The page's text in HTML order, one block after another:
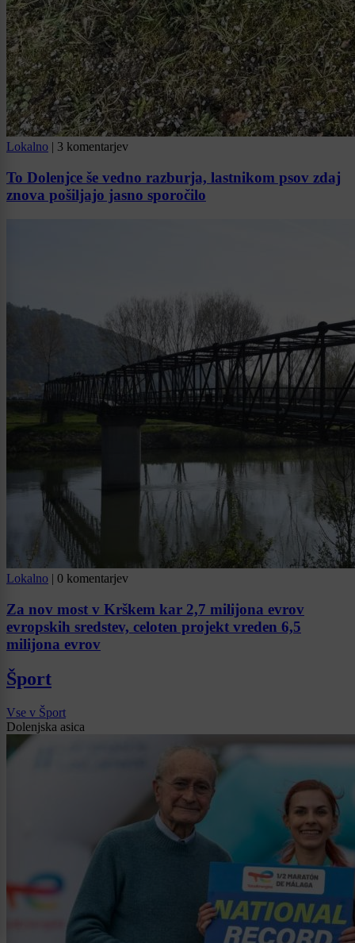
Lokalno | 3 komentarjev
To Dolenjce še vedno razburja, lastnikom psov zdaj
znova pošiljajo jasno sporočilo
Lokalno | 0 komentarjev
Za nov most v Krškem kar 2,7 milijona evrov
evropskih sredstev, celoten projekt vreden 6,5
milijona evrov
Šport
Vse v Šport
Dolenjska asica